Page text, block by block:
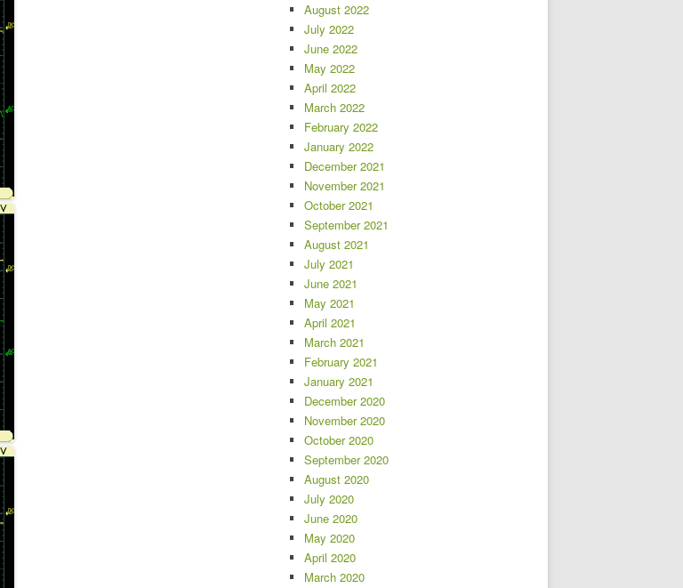
August 2022
July 2022
June 2022
May 2022
April 2022
March 2022
February 2022
January 2022
December 2021
November 2021
October 2021
September 2021
August 2021
July 2021
June 2021
May 2021
April 2021
March 2021
February 2021
January 2021
December 2020
November 2020
October 2020
September 2020
August 2020
July 2020
June 2020
May 2020
April 2020
March 2020